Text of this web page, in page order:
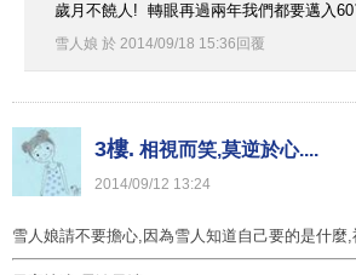
歲月不饒人! 轉眼再過兩年我們都要邁入60
雪人娘 於 2014/09/18 15:36 回覆
3樓. 相視而笑,莫逆於心....
2014/09/12 13:24
雪人娘請不要擔心,因為雪人知道自己要的是什麼